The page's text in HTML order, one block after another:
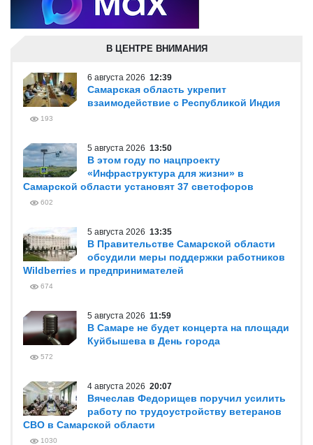
В ЦЕНТРЕ ВНИМАНИЯ
6 августа 2026 12:39
Самарская область укрепит
взаимодействие с Республикой Индия
193
5 августа 2026 13:50
В этом году по нацпроекту
«Инфраструктура для жизни» в
Самарской области установят 37 светофоров
602
5 августа 2026 13:35
В Правительстве Самарской области
обсудили меры поддержки работников
Wildberries и предпринимателей
674
5 августа 2026 11:59
В Самаре не будет концерта на площади
Куйбышева в День города
572
4 августа 2026 20:07
Вячеслав Федорищев поручил усилить
работу по трудоустройству ветеранов
СВО в Самарской области
1030